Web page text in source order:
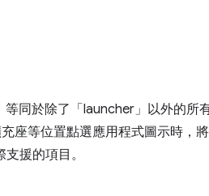
同於除了「launcher」以外的所
座等位置點選應用程式圖示時，
援的項目。